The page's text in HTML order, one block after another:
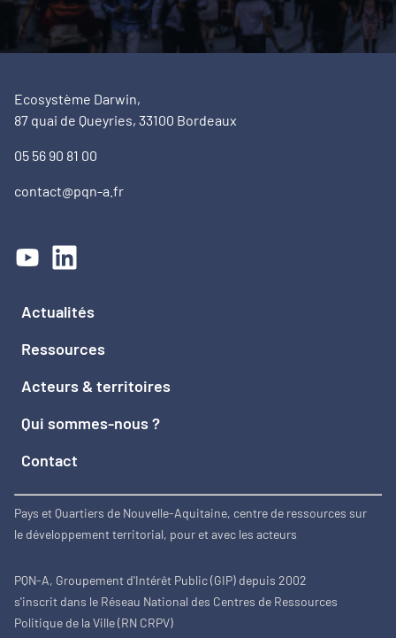
Ecosystème Darwin,
87 quai de Queyries, 33100 Bordeaux
05 56 90 81 00
contact@pqn-a.fr
Actualités
Ressources
Acteurs & territoires
Qui sommes-nous ?
Contact
Pays et Quartiers de Nouvelle-Aquitaine, centre de ressources sur
le développement territorial, pour et avec les acteurs
PQN-A, Groupement d'Intérêt Public (GIP) depuis 2002
s'inscrit dans le Réseau National des Centres de Ressources
Politique de la Ville (RN CRPV)